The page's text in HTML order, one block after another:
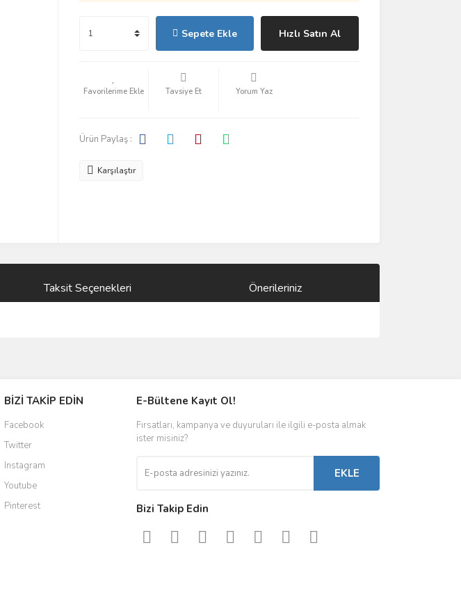
Sepete Ekle Hızlı Satın Al
Tavsiye Et Yorum Yaz
Ürün Paylaş :
Karşılaştır
Taksit Seçenekleri Önerileriniz
BİZİ TAKİP EDİN
Facebook
Twitter
Instagram
Youtube
Pinterest
E-Bültene Kayıt Ol!
Fırsatları, kampanya ve duyuruları ile ilgili e-posta almak
ister misiniz?
EKLE
Bizi Takip Edin